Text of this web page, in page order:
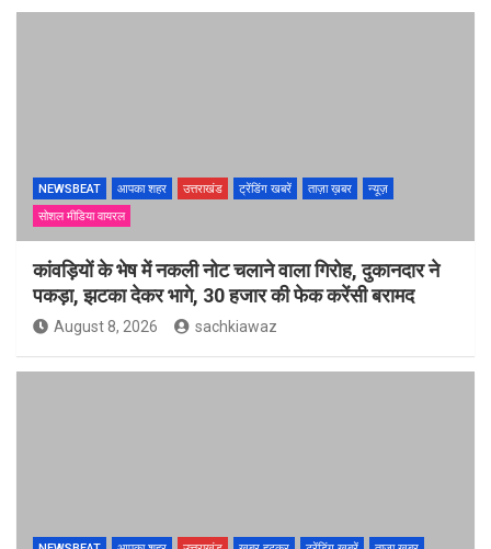
NEWSBEAT आपका शहर उत्तराखंड ट्रेंडिंग खबरें ताज़ा ख़बर
न्यूज़
सोशल मीडिया वायरल
कांवड़ियों के भेष में नकली नोट चलाने वाला गिरोह, दुकानदार ने
पकड़ा, झटका देकर भागे, 30 हजार की फेक करेंसी बरामद
August 8, 2026 sachkiawaz